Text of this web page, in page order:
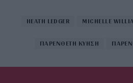
HEATH LEDGER MICHELLE
ΠΑΡΕΝΘΕΤΗ ΚΥΗΣΗ